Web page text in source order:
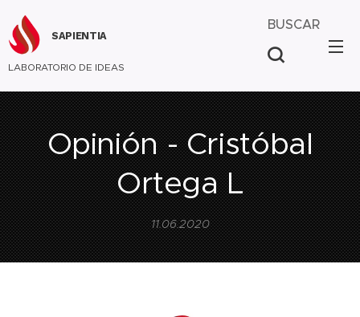
SAPIENTIA
LABORATORIO DE IDEAS
BUSCAR
Opinión - Cristóbal
Ortega L
11.06.2020